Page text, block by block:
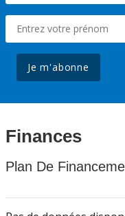
Je m'abonne
Finances
Plan De